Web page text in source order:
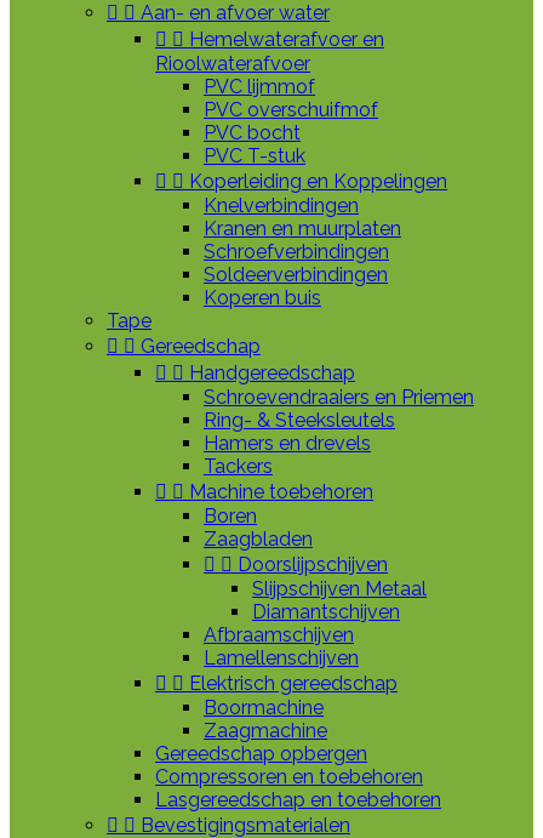
  Aan- en afvoer water
  Hemelwaterafvoer en
Rioolwaterafvoer
PVC lijmmof
PVC overschuifmof
PVC bocht
PVC T-stuk
  Koperleiding en Koppelingen
Knelverbindingen
Kranen en muurplaten
Schroefverbindingen
Soldeerverbindingen
Koperen buis
Tape
  Gereedschap
  Handgereedschap
Schroevendraaiers en Priemen
Ring- & Steeksleutels
Hamers en drevels
Tackers
  Machine toebehoren
Boren
Zaagbladen
  Doorslijpschijven
Slijpschijven Metaal
Diamantschijven
Afbraamschijven
Lamellenschijven
  Elektrisch gereedschap
Boormachine
Zaagmachine
Gereedschap opbergen
Compressoren en toebehoren
Lasgereedschap en toebehoren
  Bevestigingsmaterialen